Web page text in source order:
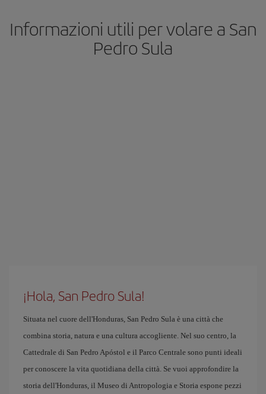
Informazioni utili per volare a San
Pedro Sula
¡Hola, San Pedro Sula!
Situata nel cuore dell'Honduras, San Pedro Sula è una città che
combina storia, natura e una cultura accogliente. Nel suo centro, la
Cattedrale di San Pedro Apóstol e il Parco Centrale sono punti ideali
per conoscere la vita quotidiana della città. Se vuoi approfondire la
storia dell'Honduras, il Museo di Antropologia e Storia espone pezzi